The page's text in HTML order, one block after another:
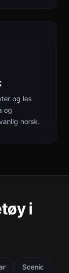
og les
og
norsk.
i
Scenic